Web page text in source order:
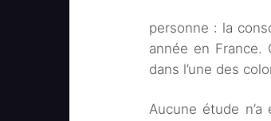
personne : la
année en France.
dans l’une des
Aucune étude